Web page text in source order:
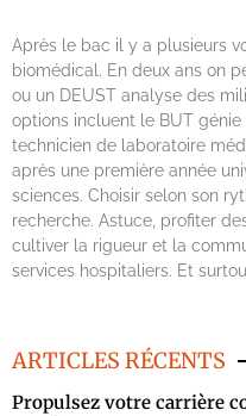
Après le bac il y a plusieurs
biomédical. En deux ans on
ou un DEUST analyse des
options incluent le BUT
technicien de laboratoire
après une première année
sciences. Choisir selon son
recherche. Astuce, profiter
cultiver la rigueur et la
services hospitaliers. Et
ARTICLES RÉCENTS
Propulsez votre carrière